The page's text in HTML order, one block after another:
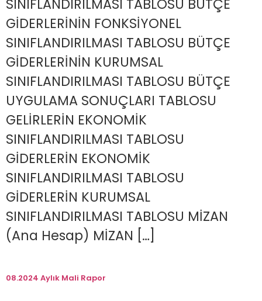
SINIFLANDIRILMASI TABLOSU BÜTÇE
GİDERLERİNİN FONKSİYONEL
SINIFLANDIRILMASI TABLOSU BÜTÇE
GİDERLERİNİN KURUMSAL
SINIFLANDIRILMASI TABLOSU BÜTÇE
UYGULAMA SONUÇLARI TABLOSU
GELİRLERİN EKONOMİK
SINIFLANDIRILMASI TABLOSU
GİDERLERİN EKONOMİK
SINIFLANDIRILMASI TABLOSU
GİDERLERİN KURUMSAL
SINIFLANDIRILMASI TABLOSU MİZAN
(Ana Hesap) MİZAN […]
08.2024 Aylık Mali Rapor